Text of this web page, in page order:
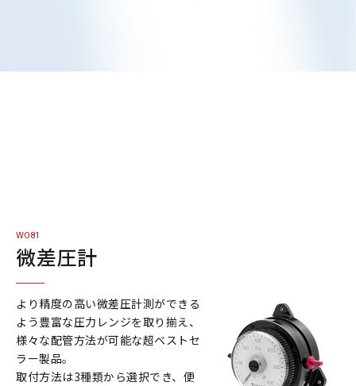
会社案内
会社概要
アクセス
沿革
WO81
微差圧計
より精度の高い微差圧計測ができる
よう豊富な圧力レンジを取り揃え、
様々な配管方法が可能な超ベストセ
ラー製品。
取付方法は3種類から選択でき、便